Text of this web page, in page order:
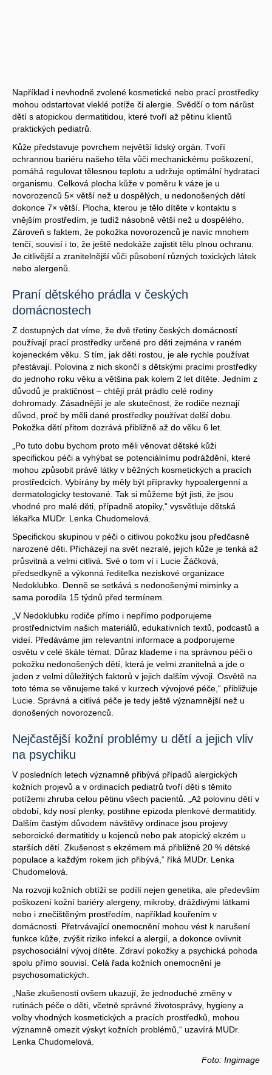
Například i nevhodně zvolené kosmetické nebo prací prostředky
mohou odstartovat vleklé potíže či alergie. Svědčí o tom nárůst
dětí s atopickou dermatitidou, které tvoří až pětinu klientů
praktických pediatrů.
Kůže představuje povrchem největší lidský orgán. Tvoří
ochrannou bariéru našeho těla vůči mechanickému poškození,
pomáhá regulovat tělesnou teplotu a udržuje optimální hydrataci
organismu. Celková plocha kůže v poměru k váze je u
novorozenců 5× větší než u dospělých, u nedonošených dětí
dokonce 7× větší. Plocha, kterou je tělo dítěte v kontaktu s
vnějším prostředím, je tudíž násobně větší než u dospělého.
Zároveň s faktem, že pokožka novorozenců je navíc mnohem
tenčí, souvisí i to, že ještě nedokáže zajistit tělu plnou ochranu.
Je citlivější a zranitelnější vůči působení různých toxických látek
nebo alergenů.
Praní dětského prádla v českých
domácnostech
Z dostupných dat víme, že dvě třetiny českých domácností
používají prací prostředky určené pro děti zejména v raném
kojeneckém věku. S tím, jak děti rostou, je ale rychle používat
přestávají. Polovina z nich skončí s dětskými pracími prostředky
do jednoho roku věku a většina pak kolem 2 let dítěte. Jedním z
důvodů je praktičnost – chtějí prát prádlo celé rodiny
dohromady. Zásadnější je ale skutečnost, že rodiče neznají
důvod, proč by měli dané prostředky používat delší dobu.
Pokožka dětí přitom dozrává přibližně až do věku 6 let.
„Po tuto dobu bychom proto měli věnovat dětské kůži
specifickou péči a vyhýbat se potenciálnímu podráždění, které
mohou způsobit právě látky v běžných kosmetických a pracích
prostředcích. Vybírány by měly být přípravky hypoalergenní a
dermatologicky testované. Tak si můžeme být jisti, že jsou
vhodné pro malé děti, případně atopiky,“ vysvětluje dětská
lékařka MUDr. Lenka Chudomelová.
Specifickou skupinou v péči o citlivou pokožku jsou předčasně
narozené děti. Přicházejí na svět nezralé, jejich kůže je tenká až
průsvitná a velmi citlivá. Své o tom ví i Lucie Žáčková,
předsedkyně a výkonná ředitelka neziskové organizace
Nedoklubko. Denně se setkává s nedonošenými miminky a
sama porodila 15 týdnů před termínem.
„V Nedoklubku rodiče přímo i nepřímo podporujeme
prostřednictvím našich materiálů, edukativních textů, podcastů a
videí. Předáváme jim relevantní informace a podporujeme
osvětu v celé škále témat. Důraz klademe i na správnou péči o
pokožku nedonošených dětí, která je velmi zranitelná a jde o
jeden z velmi důležitých faktorů v jejich dalším vývoji. Osvětě na
toto téma se věnujeme také v kurzech vývojové péče,“ přibližuje
Lucie. Správná a citlivá péče je tedy ještě významnější než u
donošených novorozenců.
Nejčastější kožní problémy u dětí a jejich vliv
na psychiku
V posledních letech významně přibývá případů alergických
kožních projevů a v ordinacích pediatrů tvoří děti s těmito
potížemi zhruba celou pětinu všech pacientů. „Až polovinu dětí v
období, kdy nosí plenky, postihne epizoda plenkové dermatitidy.
Dalším častým důvodem návštěvy ordinace jsou projevy
seboroické dermatitidy u kojenců nebo pak atopický ekzém u
starších dětí. Zkušenost s ekzémem má přibližně 20 % dětské
populace a každým rokem jich přibývá,“ říká MUDr. Lenka
Chudomelová.
Na rozvoji kožních obtíží se podílí nejen genetika, ale především
poškození kožní bariéry alergeny, mikroby, dráždivými látkami
nebo i znečištěným prostředím, například kouřením v
domácnosti. Přetrvávající onemocnění mohou vést k narušení
funkce kůže, zvýšit riziko infekcí a alergií, a dokonce ovlivnit
psychosociální vývoj dítěte. Zdraví pokožky a psychická pohoda
spolu přímo souvisí. Celá řada kožních onemocnění je
psychosomatických.
„Naše zkušenosti ovšem ukazují, že jednoduché změny v
rutinách péče o děti, včetně správné životosprávy, hygieny a
volby vhodných kosmetických a pracích prostředků, mohou
významně omezit výskyt kožních problémů,“ uzavírá MUDr.
Lenka Chudomelová.
Foto: Ingimage